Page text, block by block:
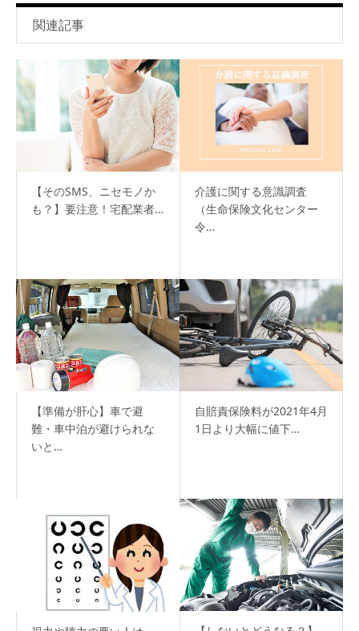
関連記事
【そのSMS、ニセモノか
も？】要注意！宅配業者…
介護に関する意識調査
（生命保険文化センター
令…
【準備が肝心】車で避
難・車中泊が避けられな
いと…
自賠責保険料が2021年4月
1日より大幅に値下…